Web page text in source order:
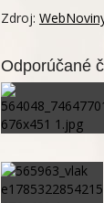
Zdroj:
Odporúčané